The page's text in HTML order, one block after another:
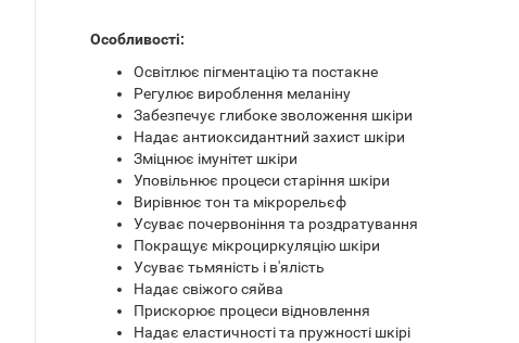
Особливості:
Освітлює пігментацію та постакне
Регулює вироблення меланіну
Забезпечує глибоке зволоження шкіри
Надає антиоксидантний захист шкіри
Зміцнює імунітет шкіри
Уповільнює процеси старіння шкіри
Вирівнює тон та мікрорельєф
Усуває почервоніння та роздратування
Покращує мікроциркуляцію шкіри
Усуває тьмяність і в'ялість
Надає свіжого сяйва
Прискорює процеси відновлення
Надає еластичності та пружності шкірі